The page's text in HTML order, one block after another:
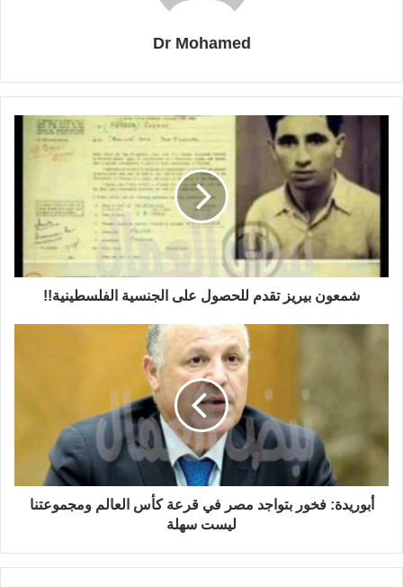
Dr Mohamed
شمعون بيريز تقدم للحصول على الجنسية الفلسطينية!!
أبوريدة: فخور بتواجد مصر في قرعة كأس العالم ومجموعتنا
ليست سهلة